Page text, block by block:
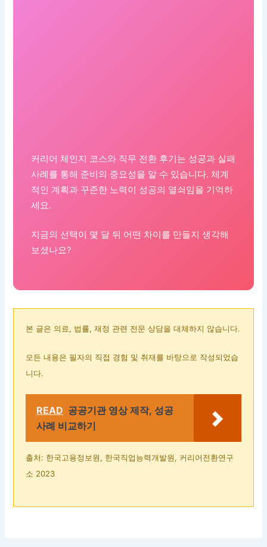
커리어 체인지 코스와 직무 전환 후기는 성공과 실패
사례를 통해 준비의 중요성을 알 수 있습니다. 체계
적인 계획과 꾸준한 노력이 성공의 열쇠임을 기억하
세요.
지금의 선택이 몇 달 뒤 어떤 차이를 만들지 생각해
보셨나요?
본 글은 의료, 법률, 재정 관련 전문 상담을 대체하지 않습니다.
모든 내용은 필자의 직접 경험 및 취재를 바탕으로 작성되었습
니다.
READ 공공기관 영상 제작, 성공
사례 비교하기
출처: 한국고용정보원, 한국직업능력개발원, 커리어전환연구
소 2023